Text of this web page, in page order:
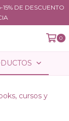
DE DESCUENTO
0
cursos y